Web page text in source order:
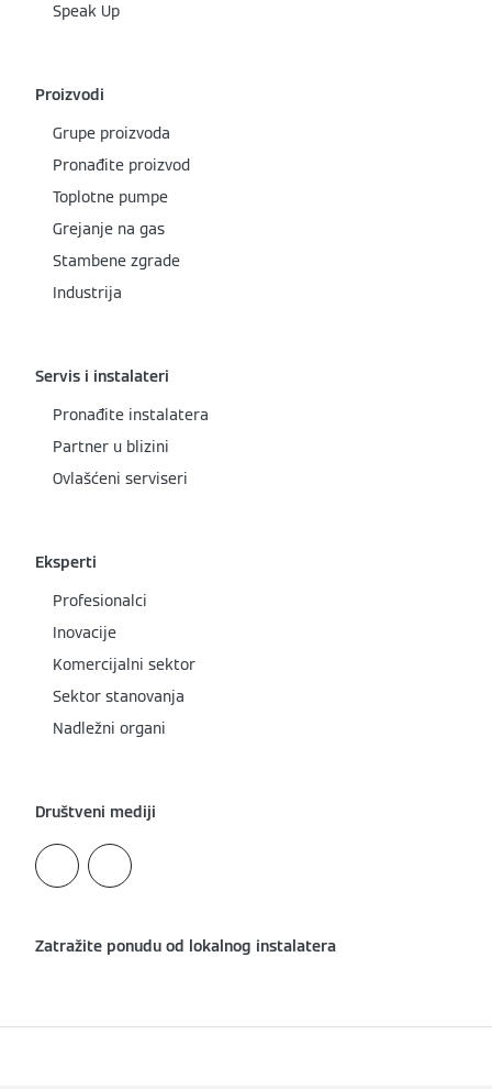
Speak Up
Proizvodi
Grupe proizvoda
Pronađite proizvod
Toplotne pumpe
Grejanje na gas
Stambene zgrade
Industrija
Servis i instalateri
Pronađite instalatera
Partner u blizini
Ovlašćeni serviseri
Eksperti
Profesionalci
Inovacije
Komercijalni sektor
Sektor stanovanja
Nadležni organi
Društveni mediji
Zatražite ponudu od lokalnog instalatera